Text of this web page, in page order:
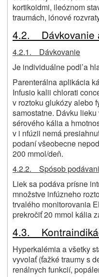
kortikoidmi, ileóznom
traumách, iónové
4.2. Dávkovanie
4.2.1. Dávkovanie
Je individuálne podl’a
Parenterálna aplikácia
Infusio kalii chlorati
v roztoku glukózy alebo
samostatne. Dávku
sérového kália a
v i nfúzii nemá
podaní všeobecne
200 mmol/deň.
4.2.2. Spósob
Liek sa podáva prísne
množstve infúzneho
trvalého monitorovania
prekročiť 20 mmol kália
4.3.
Hyperkalémia a všetky
vyvolať (ťažké traumy s
renálnych funkcií,